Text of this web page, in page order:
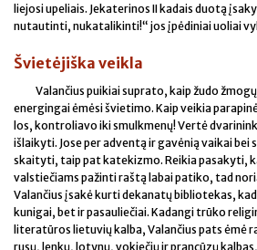
liejosi upeliais. Jekaterinos II kadais duotą
nutautinti, nukatalikinti!“ jos įpėdiniai uoliai
Švietėjiška veikla
Valančius puikiai suprato, kaip žudo
energingai ėmėsi švietimo. Kaip veikia
los, kontroliavo iki smulkmenų! Vertė
išlaikyti. Jose per adventą ir gavėnią vaikai bei
skaityti, taip pat katekizmo. Reikia pasakyti,
valstiečiams pažinti raštą labai patiko, tad
Valančius įsakė kurti dekanatų bibliotekas,
kunigai, bet ir pasauliečiai. Kadangi trūko
literatūros lietuvių kalba, Valančius pats ėmė
rusų, lenkų, lotynų, vokiečių ir prancūzų